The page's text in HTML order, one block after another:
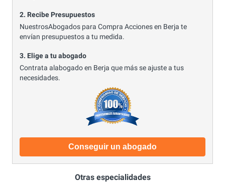
2. Recibe Presupuestos
NuestrosAbogados para Compra Acciones en Berja te
envían presupuestos a tu medida.
3. Elige a tu abogado
Contrata alabogado en Berja que más se ajuste a tus
necesidades.
Conseguir un abogado
Otras especialidades